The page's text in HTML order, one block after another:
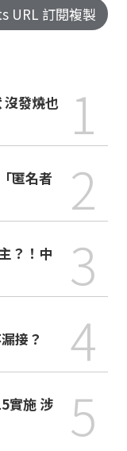
URL 訂閱複製
1
匿名者
2
3
接？ 4
實施 涉
5